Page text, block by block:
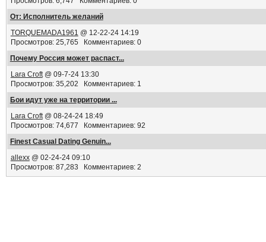
От: Исполнитель желаний
TORQUEMADA1961 @ 12-22-24 14:19
Просмотров: 25,765 Комментариев: 0
Почему Россия может распаст...
Lara Croft@ 09-7-24 13:30
Просмотров: 35,202 Комментариев: 1
Бои идут уже на территории ...
Lara Croft@ 08-24-24 18:49
Просмотров: 74,677 Комментариев: 92
Finest Сasual Dating Genuin...
allexx@ 02-24-24 09:10
Просмотров: 87,283 Комментариев: 2